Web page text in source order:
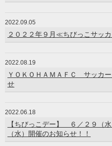
2022.09.05
２０２２年９月≪ちびっこサッ
2022.08.19
ＹＯＫＯＨＡＭＡＦＣ サッカ
せ
2022.06.18
【ちびっこデー】 ６／２９（
（水）開催のお知らせ！！